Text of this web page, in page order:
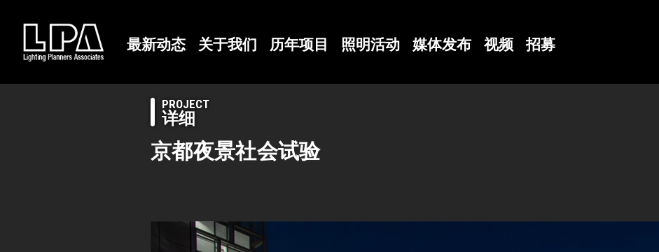
最新动态 关于我们 历年项目 照明活动 媒体发布 视频 招募
PROJECT
详细
京都夜景社会试验